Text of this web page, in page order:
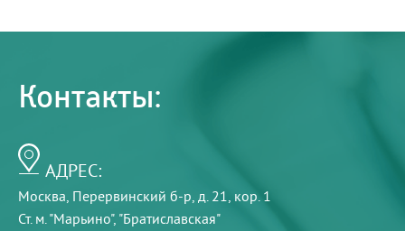
Контакты:
АДРЕС:
Москва, Перервинский б-р, д. 21, кор. 1
Ст. м. "Марьино", "Братиславская"